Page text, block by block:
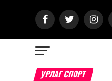
УРЛАГ СПОРТ